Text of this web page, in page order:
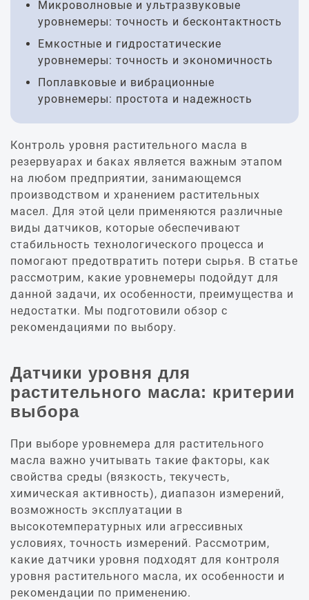
Микроволновые и ультразвуковые
уровнемеры: точность и бесконтактность
Емкостные и гидростатические
уровнемеры: точность и экономичность
Поплавковые и вибрационные
уровнемеры: простота и надежность
Контроль уровня растительного масла в
резервуарах и баках является важным этапом
на любом предприятии, занимающемся
производством и хранением растительных
масел. Для этой цели применяются различные
виды датчиков, которые обеспечивают
стабильность технологического процесса и
помогают предотвратить потери сырья. В статье
рассмотрим, какие уровнемеры подойдут для
данной задачи, их особенности, преимущества и
недостатки. Мы подготовили обзор с
рекомендациями по выбору.
Датчики уровня для
растительного масла: критерии
выбора
При выборе уровнемера для растительного
масла важно учитывать такие факторы, как
свойства среды (вязкость, текучесть,
химическая активность), диапазон измерений,
возможность эксплуатации в
высокотемпературных или агрессивных
условиях, точность измерений. Рассмотрим,
какие датчики уровня подходят для контроля
уровня растительного масла, их особенности и
рекомендации по применению.